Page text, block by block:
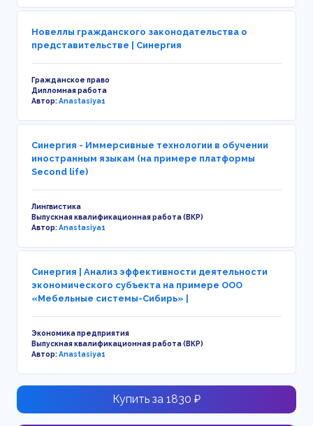
Новеллы гражданского законодательства о
представительстве | Синергия
Гражданское право
Дипломная работа
Автор:Anastasiya1
Синергия - Иммерсивные технологии в обучении
иностранным языкам (на примере платформы
Second life)
Лингвистика
Выпускная квалификационная работа (ВКР)
Автор:Anastasiya1
Синергия | Анализ эффективности деятельности
экономического субъекта на примере ООО
«Мебельные системы-Сибирь» |
Экономика предприятия
Выпускная квалификационная работа (ВКР)
Автор:Anastasiya1
Купить за 1830 ₽